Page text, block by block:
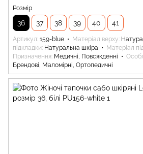
Розмір
36 37 38 39 40 41
Артикул 159-blue Матеріал верху
підкладки Натуральна шкіра Матеріал
Призначення Медичні, Повсякденні
Брендові, Маломірні, Ортопедичні